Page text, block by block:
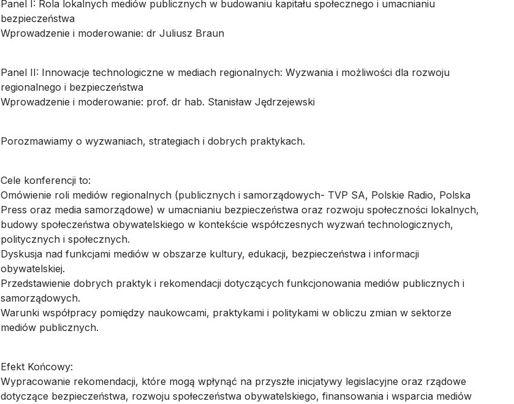
Panel I: Rola lokalnych mediów publicznych w budowaniu kapitału społecznego i umacnianiu
bezpieczeństwa
Wprowadzenie i moderowanie: dr Juliusz Braun
Panel II: Innowacje technologiczne w mediach regionalnych: Wyzwania i możliwości dla rozwoju
regionalnego i bezpieczeństwa
Wprowadzenie i moderowanie: prof. dr hab. Stanisław Jędrzejewski
Porozmawiamy o wyzwaniach, strategiach i dobrych praktykach.
Cele konferencji to:
Omówienie roli mediów regionalnych (publicznych i samorządowych- TVP SA, Polskie Radio, Polska
Press oraz media samorządowe) w umacnianiu bezpieczeństwa oraz rozwoju społeczności lokalnych,
budowy społeczeństwa obywatelskiego w kontekście współczesnych wyzwań technologicznych,
politycznych i społecznych.
Dyskusja nad funkcjami mediów w obszarze kultury, edukacji, bezpieczeństwa i informacji
obywatelskiej.
Przedstawienie dobrych praktyk i rekomendacji dotyczących funkcjonowania mediów publicznych i
samorządowych.
Warunki współpracy pomiędzy naukowcami, praktykami i politykami w obliczu zmian w sektorze
mediów publicznych.
Efekt Końcowy:
Wypracowanie rekomendacji, które mogą wpłynąć na przyszłe inicjatywy legislacyjne oraz rządowe
dotyczące bezpieczeństwa, rozwoju społeczeństwa obywatelskiego, finansowania i wsparcia mediów